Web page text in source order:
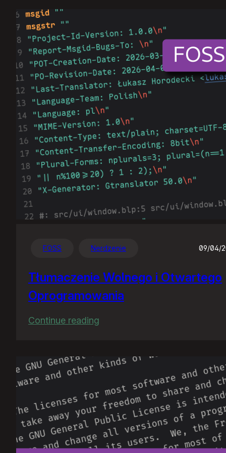
FOSS Nerdzenie 09/04/
Tłumaczenie Wolnego i Otwartego
Oprogramowania
Continue reading
i
Otwartego
Oprogramowania